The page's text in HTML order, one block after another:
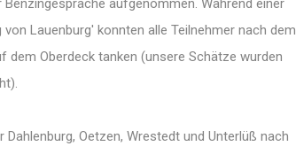
aufgenommen. Während einer
Lauenburg' konnten alle Teilnehmer nach dem
dem Oberdeck tanken (unsere Schätze wurden
Oetzen, Wrestedt und Unterlüß nach